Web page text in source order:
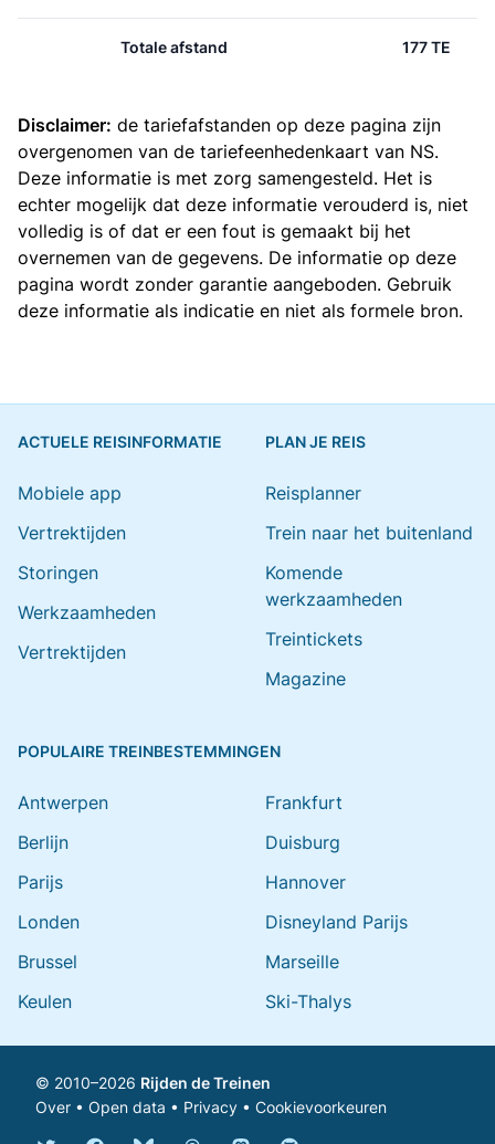
Totale afstand 177 TE
Disclaimer: de tariefafstanden op deze pagina zijn
overgenomen van de tariefeenhedenkaart van NS.
Deze informatie is met zorg samengesteld. Het is
echter mogelijk dat deze informatie verouderd is, niet
volledig is of dat er een fout is gemaakt bij het
overnemen van de gegevens. De informatie op deze
pagina wordt zonder garantie aangeboden. Gebruik
deze informatie als indicatie en niet als formele bron.
ACTUELE REISINFORMATIE
Mobiele app
Vertrektijden
Storingen
Werkzaamheden
Vertrektijden
PLAN JE REIS
Reisplanner
Trein naar het buitenland
Komende
werkzaamheden
Treintickets
Magazine
POPULAIRE TREINBESTEMMINGEN
Antwerpen
Berlijn
Parijs
Londen
Brussel
Keulen
Frankfurt
Duisburg
Hannover
Disneyland Parijs
Marseille
Ski-Thalys
© 2010–2026 Rijden de Treinen
Over • Open data • Privacy • Cookievoorkeuren